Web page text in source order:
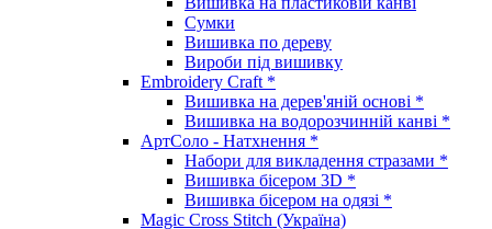
Сумки
Вишивка по дереву
Вироби під вишивку
Embroidery Craft *
Вишивка на дерев'яній основі *
Вишивка на водорозчинній канві *
АртСоло - Натхнення *
Набори для викладення стразами *
Вишивка бісером 3D *
Вишивка бісером на одязі *
Magic Cross Stitch (Україна)